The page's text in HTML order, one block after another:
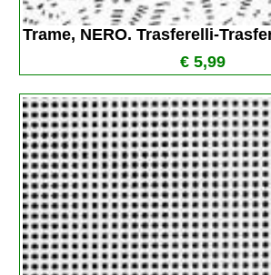
Trame, NERO. Trasferelli-
€ 5,99